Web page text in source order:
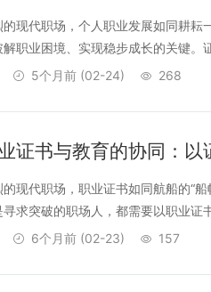
现代职场，个人职业发展如同耕耘
职业困境、实现稳步成长的关键。
5个月前 (02-24) 268
证书与教育的协同：
现代职场，职业证书如同航船的“
寻求突破的职场人，都需要以职业证
6个月前 (02-23) 157